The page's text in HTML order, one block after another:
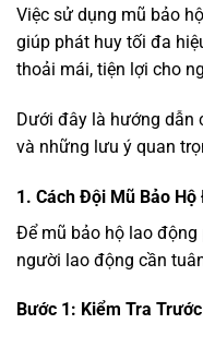
Việc sử dụng mũ bảo
giúp phát huy tối đa
thoải mái, tiện lợi cho
Dưới đây là hướng dẫn
và những lưu ý quan
1. Cách Đội Mũ Bảo Hộ
Để mũ bảo hộ lao động
người lao động cần
Bước 1: Kiểm Tra